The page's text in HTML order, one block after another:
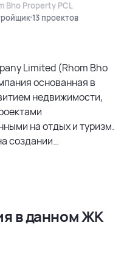
Bho Property PCL
13 проектов
Limited (Rhom Bho
основанная в
недвижимости,
на отдых и туризм.
создании
районах, уделяя
строительства и
недвижимости
недвижимости
Среди районов
в данном ЖК